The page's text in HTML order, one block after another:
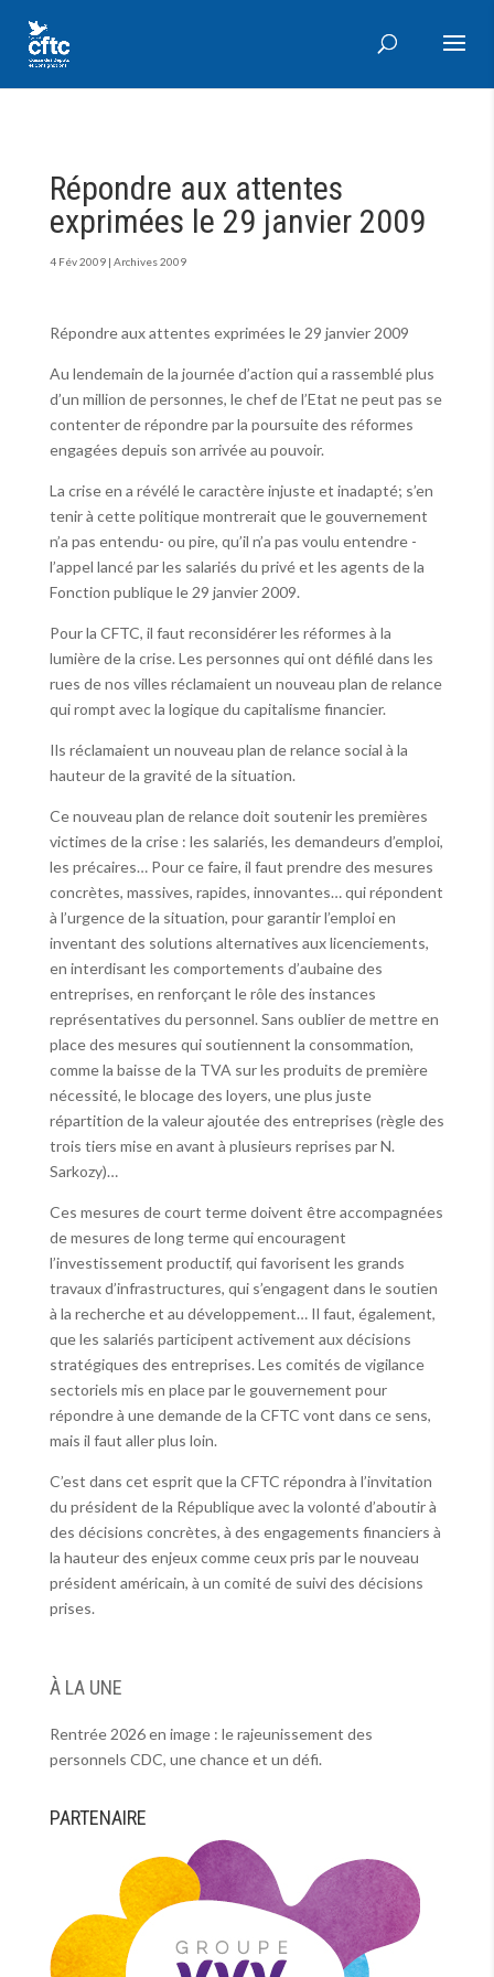
Répondre aux attentes
exprimées le 29 janvier 2009
4 Fév 2009| Archives 2009
Répondre aux attentes exprimées le 29 janvier 2009
Au lendemain de la journée d’action qui a rassemblé plus
d’un million de personnes, le chef de l’Etat ne peut pas se
contenter de répondre par la poursuite des réformes
engagées depuis son arrivée au pouvoir.
La crise en a révélé le caractère injuste et inadapté; s’en
tenir à cette politique montrerait que le gouvernement
n’a pas entendu- ou pire, qu’il n’a pas voulu entendre -
l’appel lancé par les salariés du privé et les agents de la
Fonction publique le 29 janvier 2009.
Pour la CFTC, il faut reconsidérer les réformes à la
lumière de la crise. Les personnes qui ont défilé dans les
rues de nos villes réclamaient un nouveau plan de relance
qui rompt avec la logique du capitalisme financier.
Ils réclamaient un nouveau plan de relance social à la
hauteur de la gravité de la situation.
Ce nouveau plan de relance doit soutenir les premières
victimes de la crise : les salariés, les demandeurs d’emploi,
les précaires… Pour ce faire, il faut prendre des mesures
concrètes, massives, rapides, innovantes… qui répondent
à l’urgence de la situation, pour garantir l’emploi en
inventant des solutions alternatives aux licenciements,
en interdisant les comportements d’aubaine des
entreprises, en renforçant le rôle des instances
représentatives du personnel. Sans oublier de mettre en
place des mesures qui soutiennent la consommation,
comme la baisse de la TVA sur les produits de première
nécessité, le blocage des loyers, une plus juste
répartition de la valeur ajoutée des entreprises (règle des
trois tiers mise en avant à plusieurs reprises par N.
Sarkozy)…
Ces mesures de court terme doivent être accompagnées
de mesures de long terme qui encouragent
l’investissement productif, qui favorisent les grands
travaux d’infrastructures, qui s’engagent dans le soutien
à la recherche et au développement… Il faut, également,
que les salariés participent activement aux décisions
stratégiques des entreprises. Les comités de vigilance
sectoriels mis en place par le gouvernement pour
répondre à une demande de la CFTC vont dans ce sens,
mais il faut aller plus loin.
C’est dans cet esprit que la CFTC répondra à l’invitation
du président de la République avec la volonté d’aboutir à
des décisions concrètes, à des engagements financiers à
la hauteur des enjeux comme ceux pris par le nouveau
président américain, à un comité de suivi des décisions
prises.
À LA UNE
Rentrée 2026 en image : le rajeunissement des
personnels CDC, une chance et un défi.
PARTENAIRE